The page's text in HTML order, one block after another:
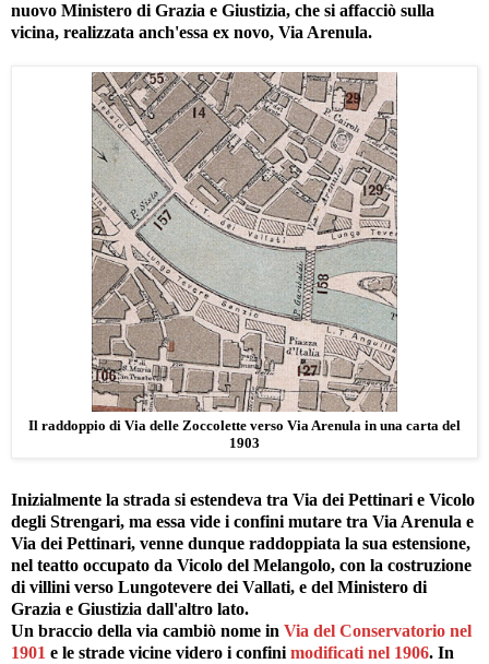
nuovo Ministero di Grazia e Giustizia, che si affacciò sulla
vicina, realizzata anch'essa ex novo, Via Arenula.
Il raddoppio di Via delle Zoccolette verso Via Arenula in una carta del
1903
Inizialmente la strada si estendeva tra Via dei Pettinari e Vicolo
degli Strengari, ma essa vide i confini mutare tra Via Arenula e
Via dei Pettinari, venne dunque raddoppiata la sua estensione,
nel teatto occupato da Vicolo del Melangolo, con la costruzione
di villini verso Lungotevere dei Vallati, e del Ministero di
Grazia e Giustizia dall'altro lato.
Un braccio della via cambiò nome in Via del Conservatorio nel
1901 e le strade vicine videro i confini modificati nel 1906. In